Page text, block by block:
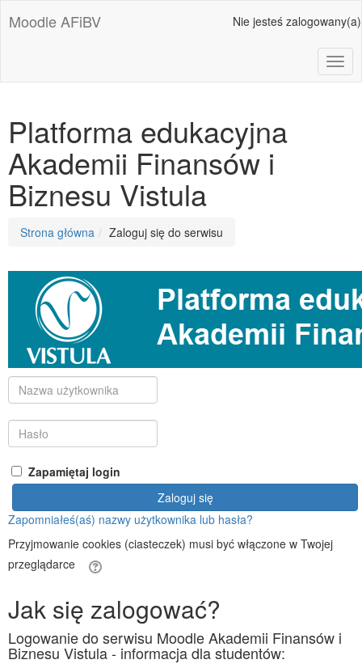
doMoodle AFiBV Nie jesteś zalogowany(a)
Platforma edukacyjna
Akademii Finansów i
Biznesu Vistula
Ścieżka
Strona główna Zaloguj się do serwisu
Nazwa
użytkownika
Hasło
Zapamiętaj login
Zaloguj się
Zapomniałeś(aś) nazwy użytkownika lub hasła?
Przyjmowanie cookies (ciasteczek) musi być włączone w Twojej
przeglądarce
Jak się zalogować?
Logowanie do serwisu Moodle Akademii Finansów i
Biznesu Vistula - informacja dla studentów: